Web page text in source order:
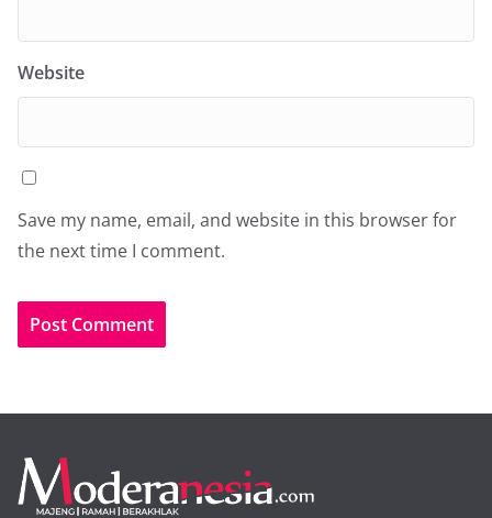
Website
Save my name, email, and website in this browser for
the next time I comment.